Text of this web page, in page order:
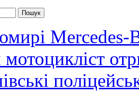
Mercedes-
мотоцикліст